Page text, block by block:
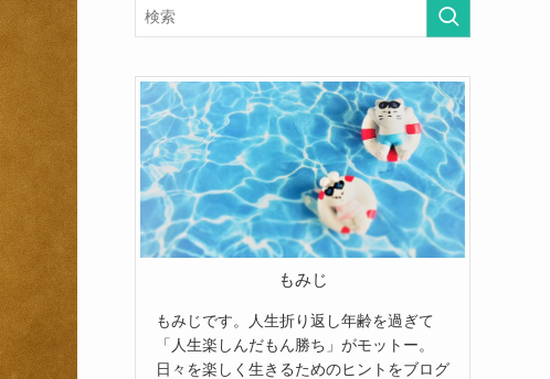
もみじ
もみじです。人生折り返し年齢を過ぎて
「人生楽しんだもん勝ち」がモットー。
日々を楽しく生きるためのヒントをブログ